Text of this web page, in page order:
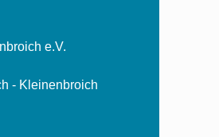
e.V.
- Kleinenbroich